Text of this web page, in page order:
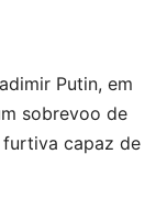
Putin, em
sobrevoo de
capaz de